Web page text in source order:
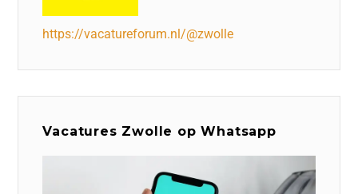
https://vacatureforum.nl/@zwolle
Vacatures Zwolle op Whatsapp